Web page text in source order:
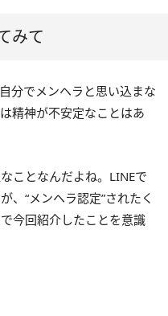
みて
分でメンヘラと思い込まな
精神が不安定なことはあ
ことなんだよね。LINEで
、“メンヘラ認定”されたく
今回紹介したことを意識